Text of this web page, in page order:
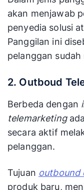
akan menjawab
penyedia solusi
Panggilan ini
pelanggan
2. Outboud
Berbeda dengan
telemarketing
secara aktif
pelanggan.
Tujuan outbound
produk baru,